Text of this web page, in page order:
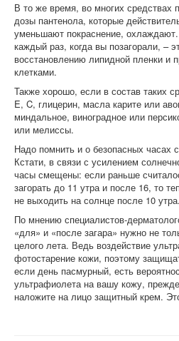
В то же время, во многих средствах
дозы пантенола, которые
уменьшают покраснение,
каждый раз, когда вы позагорали, –
восстановлению липидной пленки и
клетками.
Также хорошо, если в состав таких
E, C, глицерин, масла карите или
миндальное, виноградное или
или мелиссы.
Надо помнить и о безопасных часах
Кстати, в связи с усилением
часы смещены: если раньше
загорать до 11 утра и после 16, то
не выходить на солнце после 10 утра.
По мнению специалистов-
«для» и «после загара» нужно не
целого лета. Ведь воздействие
фотостарение кожи, поэтому
если день пасмурный, есть
ультрафиолета на вашу кожу,
наложите на лицо защитный крем.